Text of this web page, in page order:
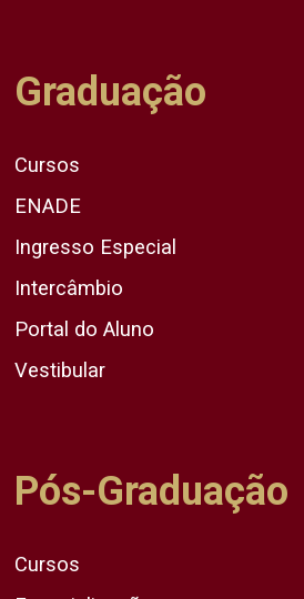
Graduação
Cursos
ENADE
Ingresso Especial
Intercâmbio
Portal do Aluno
Vestibular
Pós-Graduação
Cursos